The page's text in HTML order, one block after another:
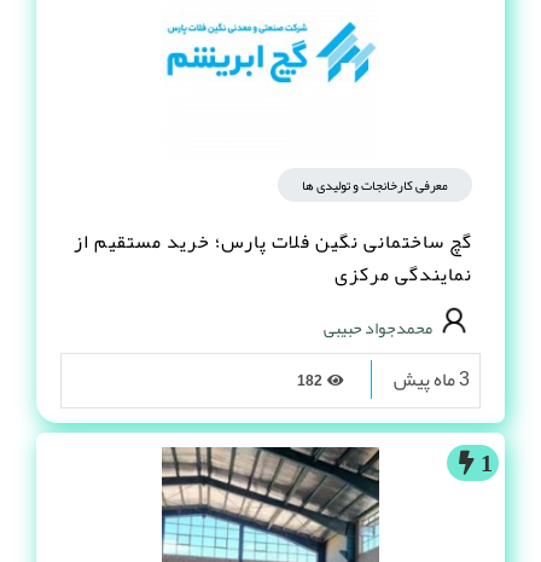
معرفی کارخانجات و تولیدی ها
گچ ساختمانی نگین فلات پارس؛ خرید مستقیم از
نمایندگی مرکزی
محمدجواد حبیبی
3 ماه پیش
1